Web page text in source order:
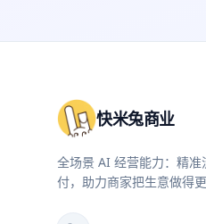
快米兔商业
全场景 AI 经营能力：精
付，助力商家把生意做得更